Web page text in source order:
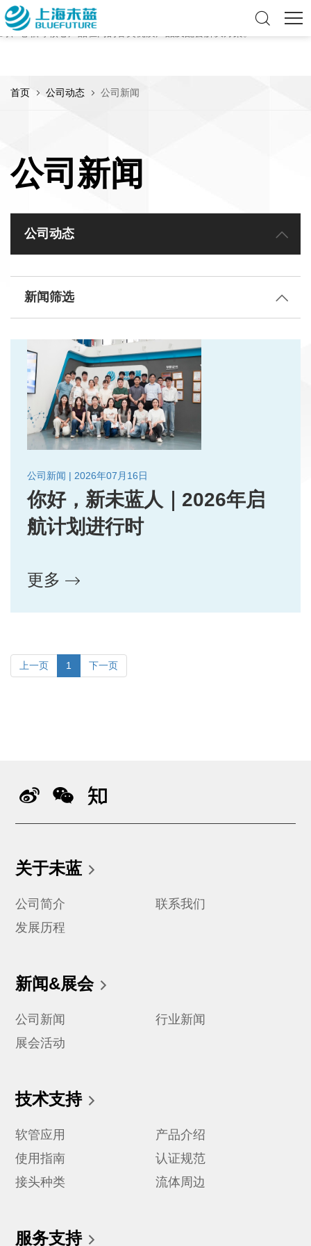
上海未蓝是专业的流体传动产品及服务提供商，致力于为全球客户提供优
质的流体解决方案，可提供包括软管、硬管、连接件、泵阀、皮带、密
封、卷轴等核心产品在内的各类优质产品及配套解决方案。
首页 公司动态 公司新闻
公司新闻
公司动态
新闻筛选
公司新闻 | 2026年07月16日
你好，新未蓝人｜2026年启
航计划进行时
更多
上一页 1 下一页
关于未蓝
公司简介
联系我们
发展历程
新闻&展会
公司新闻
行业新闻
展会活动
技术支持
软管应用
产品介绍
使用指南
认证规范
接头种类
流体周边
服务支持